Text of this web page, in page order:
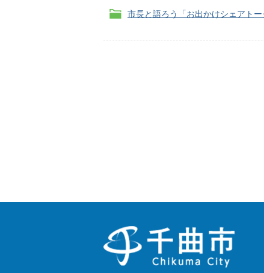
市長と語ろう「お出かけシェアトー
千
曲
市
Chikuma